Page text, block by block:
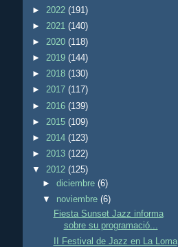
► 2022 (191)
► 2021 (140)
► 2020 (118)
► 2019 (144)
► 2018 (130)
► 2017 (117)
► 2016 (139)
► 2015 (109)
► 2014 (123)
► 2013 (122)
▼ 2012 (125)
►diciembre(6)
▼ noviembre(6)
Fiesta Sunset Jazz informa
sobre su programació...
II Festival de Jazz en La Loma